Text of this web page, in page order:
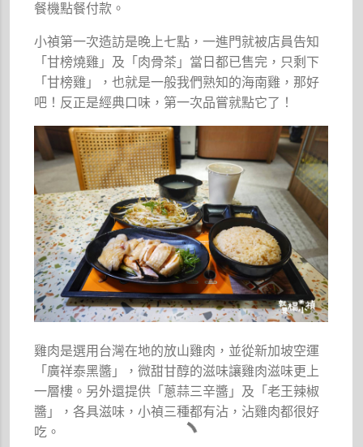
餐機點餐付款。
小禎第一次造訪是晚上七點，一進門就被店員告知
「甘榜燒雞」及「肉骨茶」當日都已售完，只剩下
「甘榜雞」，也就是一般我們熟知的海南雞，那好
吧！反正是經典口味，第一次品嘗就點它了！
雞肉是選用台灣在地的放山雞肉，並從新加坡空運
「廣祥泰黑醬」，微甜甘醇的滋味讓雞肉滋味更上
一層樓。另外還提供「蔥蒜三辛醬」及「老王辣椒
醬」，各具滋味，小禎三種都有沾，沾雞肉都很好
吃。